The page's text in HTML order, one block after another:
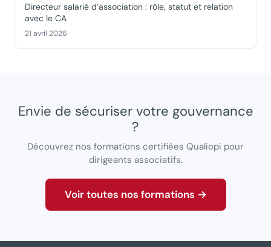
Directeur salarié d’association : rôle, statut et relation
avec le CA
21 avril 2026
Envie de sécuriser votre gouvernance
?
Découvrez nos formations certifiées Qualiopi pour
dirigeants associatifs.
Voir toutes nos formations →